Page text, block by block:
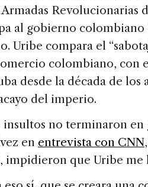
Armadas Revolucionarias
al gobierno
Uribe compara el
colombiano, con
desde la década de los
del imperio.
insultos no terminaron
en entrevista con CNN
impidieron que Uribe me